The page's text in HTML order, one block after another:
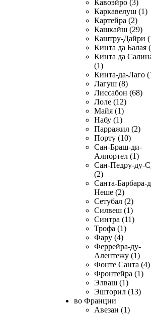
Кавоэйро (3)
Каркавелуш (1)
Картейра (2)
Кашкайш (29)
Каштру-Дайри
Кинта да Балая
Кинта да
(1)
Кинта-да-Лаго
Лагуш (8)
Лиссабон (68)
Лоле (12)
Майя (1)
Набу (1)
Парражил (2)
Порту (10)
Сан-Браш-ди-
Алпортел (1)
Сан-Педру-ду-
(2)
Санта-Барбара-
Неше (2)
Сетубал (2)
Силвеш (1)
Синтра (11)
Трофа (1)
Фару (4)
Феррейра-ду-
Алентежу (1)
Фонте Санта (4)
Фронтейра (1)
Элваш (1)
Эшторил (13)
во Франции
Авезан (1)